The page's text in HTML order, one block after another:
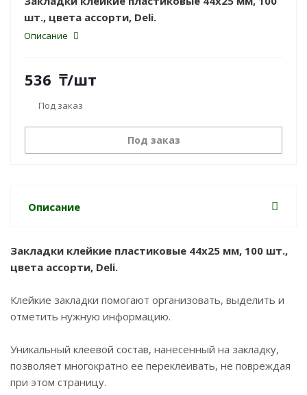
шт., цвета ассорти, Deli.
Описание
536 ₸/шт
Под заказ
Под заказ
Описание
Закладки клейкие пластиковые 44x25 мм, 100 шт.,
цвета ассорти, Deli.
Клейкие закладки помогают организовать, выделить и
отметить нужную информацию.
Уникальный клеевой состав, нанесенный на закладку,
позволяет многократно ее переклеивать, не повреждая
при этом страницу.